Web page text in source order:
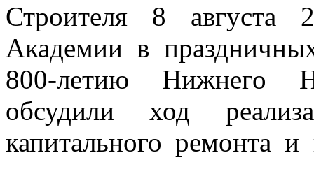
Строителя 8 августа
Академии в
800-летию Нижнего
обсудили ход
капитального ремонта